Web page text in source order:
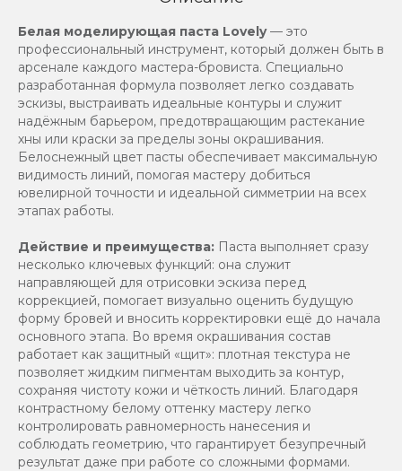
Белая моделирующая паста Lovely— это
профессиональный инструмент, который должен быть в
арсенале каждого мастера-бровиста. Специально
разработанная формула позволяет легко создавать
эскизы, выстраивать идеальные контуры и служит
надёжным барьером, предотвращающим растекание
хны или краски за пределы зоны окрашивания.
Белоснежный цвет пасты обеспечивает максимальную
видимость линий, помогая мастеру добиться
ювелирной точности и идеальной симметрии на всех
этапах работы.
Действие и преимущества: Паста выполняет сразу
несколько ключевых функций: она служит
направляющей для отрисовки эскиза перед
коррекцией, помогает визуально оценить будущую
форму бровей и вносить корректировки ещё до начала
основного этапа. Во время окрашивания состав
работает как защитный «щит»: плотная текстура не
позволяет жидким пигментам выходить за контур,
сохраняя чистоту кожи и чёткость линий. Благодаря
контрастному белому оттенку мастеру легко
контролировать равномерность нанесения и
соблюдать геометрию, что гарантирует безупречный
результат даже при работе со сложными формами.